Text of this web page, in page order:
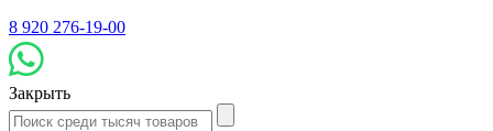
8 920 276-19-00
Закрыть